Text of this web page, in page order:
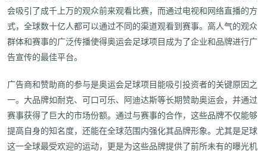
会吸引了成千上万的观众前来观看比赛，而通过电视和网络直播的方
式，全球数十亿人都可以通过不同的渠道观看到赛事。高人气的观众
群体和赛事的广泛传播使得奥运会足球项目成为了企业和品牌进行广
告宣传的最佳平台。
广告商和赞助商的参与是奥运会足球项目能吸引投资者的关键原因之
一。大品牌如耐克、可口可乐、阿迪达斯等长期赞助奥运会，并通过
赛事获得了巨大的市场份额。通过与赛事的合作，这些品牌不仅能够
提高自身的知名度，还能在全球范围内强化其品牌形象。尤其是足球
这一全球最受欢迎的运动，更是为这些品牌提供了前所未有的曝光机